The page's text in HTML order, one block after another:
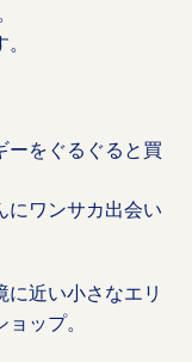
ーをぐるぐると買
にワンサカ出会い
近い小さなエリ
ップ。